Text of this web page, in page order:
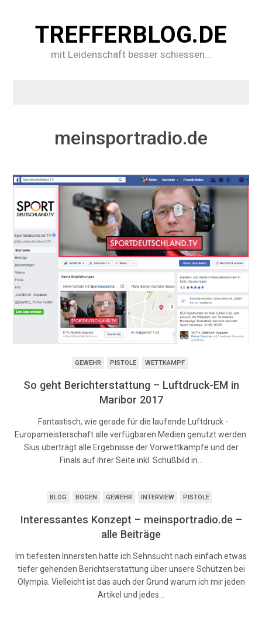
TREFFERBLOG.DE
mit Leidenschaft besser schiessen...
meinsportradio.de
GEWEHR PISTOLE WETTKAMPF
So geht Berichterstattung – Luftdruck-EM in
Maribor 2017
Fantastisch, wie gerade für die laufende Luftdruck -
Europameisterschaft alle verfügbaren Medien genutzt werden.
Sius überträgt alle Ergebnisse der Vorwettkämpfe und der
Finals auf ihrer Seite inkl. Schußbild in…
BLOG BOGEN GEWEHR INTERVIEW PISTOLE
Interessantes Konzept – meinsportradio.de –
alle Beiträge
Im tiefesten Innersten hatte ich Sehnsucht nach einfach etwas
tiefer gehenden Berichtserstattung über unsere Schützen bei
Olympia. Vielleicht ist das auch der Grund warum ich mir jeden
Artikel und jedes…